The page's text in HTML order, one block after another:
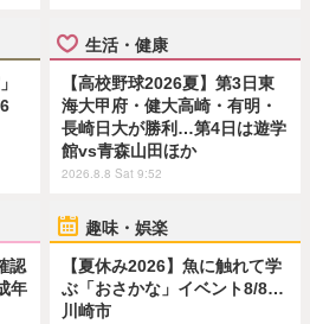
生活・健康
【高校野球2026夏】第3日東
海大甲府・健大高崎・有明・
長崎日大が勝利…第4日は遊学
館vs青森山田ほか
2026.8.8 Sat 9:52
認
年
趣味・娯楽
【夏休み2026】魚に触れて学
ぶ「おさかな」イベント8/8…
川崎市